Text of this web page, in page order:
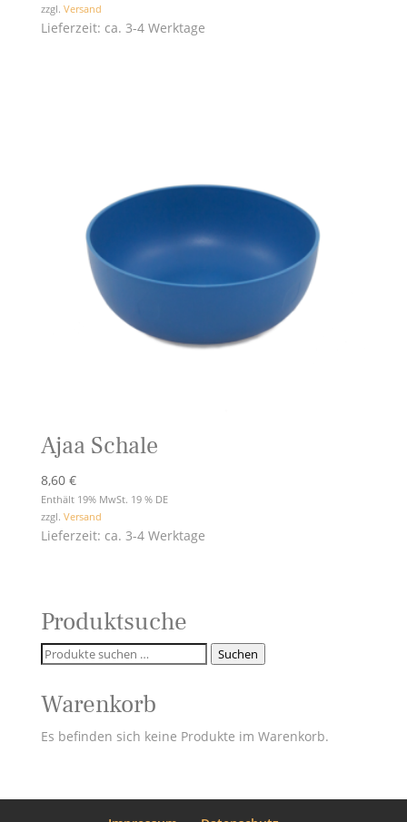
zzgl. Versand
Lieferzeit: ca. 3-4 Werktage
Ajaa Schale
8,60 €
Enthält 19% MwSt. 19 % DE
zzgl. Versand
Lieferzeit: ca. 3-4 Werktage
Produktsuche
Suchen
Suchen
Warenkorb
Es befinden sich keine Produkte im Warenkorb.